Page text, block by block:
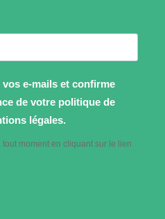
e-mails et confirme
de votre politique de
légales.
moment en cliquant sur le lien